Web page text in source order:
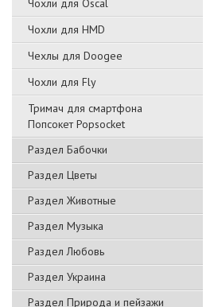
Чохли для Oscal
Чохли для HMD
Чехлы для Doogee
Чохли для Fly
Тримач для смартфона
Попсокет Popsocket
Раздел Бабочки
Раздел Цветы
Раздел Животные
Раздел Музыка
Раздел Любовь
Раздел Украина
Раздел Природа и пейзажи